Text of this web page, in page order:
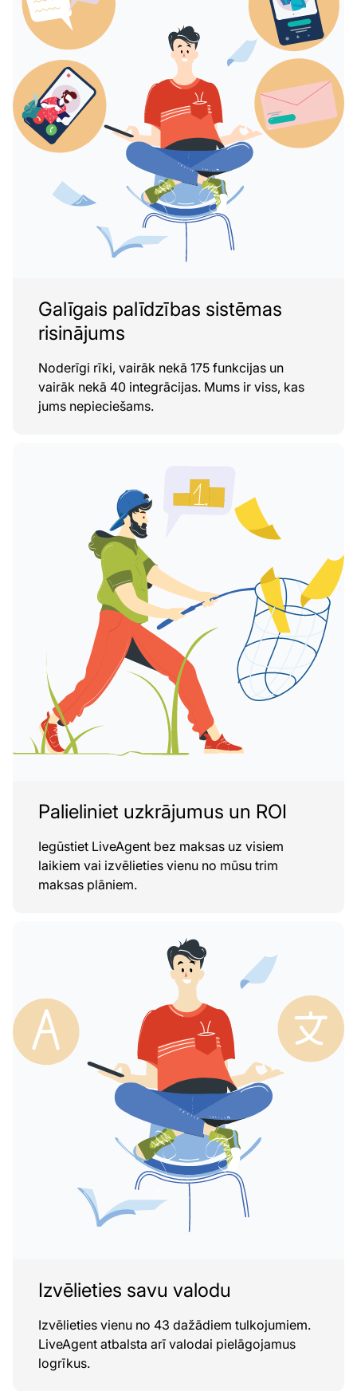
Galīgais palīdzības sistēmas
risinājums
Noderīgi rīki, vairāk nekā 175 funkcijas un
vairāk nekā 40 integrācijas. Mums ir viss, kas
jums nepieciešams.
Palieliniet uzkrājumus un ROI
Iegūstiet LiveAgent bez maksas uz visiem
laikiem vai izvēlieties vienu no mūsu trim
maksas plāniem.
Izvēlieties savu valodu
Izvēlieties vienu no 43 dažādiem tulkojumiem.
LiveAgent atbalsta arī valodai pielāgojamus
logrīkus.